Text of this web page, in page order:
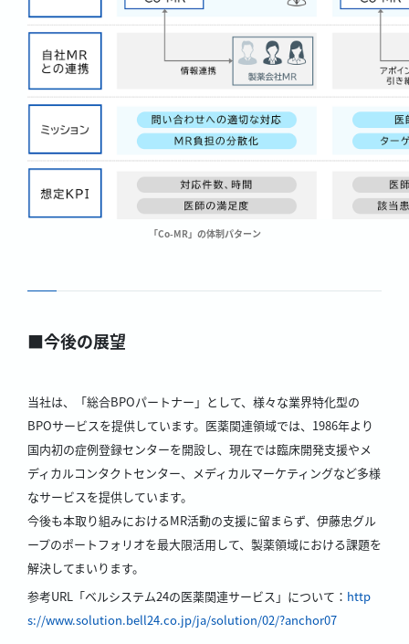
「Co-MR」の体制パターン
■今後の展望
当社は、「総合BPOパートナー」として、様々な業界特化型の
BPOサービスを提供しています。医薬関連領域では、1986年より
国内初の症例登録センターを開設し、現在では臨床開発支援やメ
ディカルコンタクトセンター、メディカルマーケティングなど多様
なサービスを提供しています。
今後も本取り組みにおけるMR活動の支援に留まらず、伊藤忠グル
ープのポートフォリオを最大限活用して、製薬領域における課題を
解決してまいります。
参考URL「ベルシステム24の医薬関連サービス」について： http
s://www.solution.bell24.co.jp/ja/solution/02/?anchor07